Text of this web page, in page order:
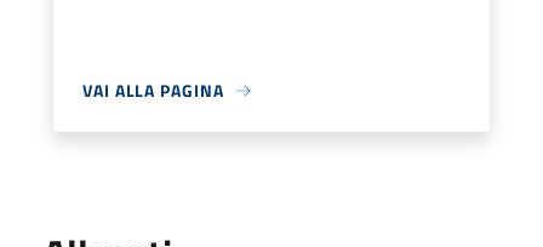
VAI ALLA PAGINA